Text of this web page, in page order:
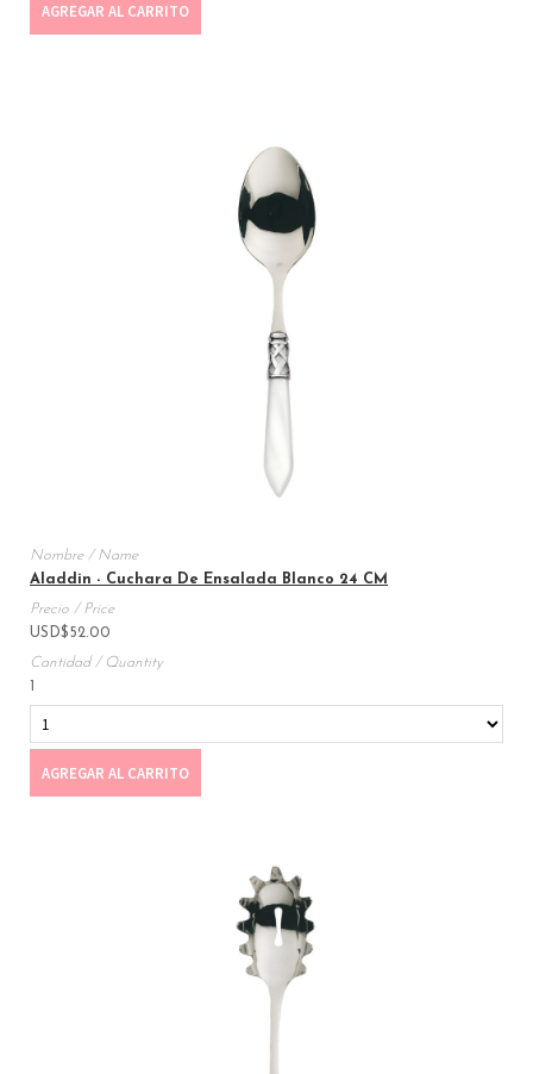
AGREGAR AL CARRITO
Aladdin - Cuchara De Ensalada Blanco 24 CM
USD$52.00
AGREGAR AL CARRITO